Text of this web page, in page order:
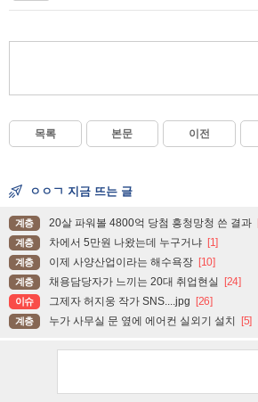
목록 본문 이전
ㅇㅇㄱ 지금 뜨는 글
계층 20살 파워볼 4800억 당첨 흥청망청 쓴 결과
계층 차에서 5만원 나왔는데 누구거냐 [1]
계층 이제 사양산업이라는 해수욕장 [10]
계층 채용담당자가 느끼는 20대 취업현실 [24]
이슈 그제자 허지웅 작가 SNS....jpg [26]
계층 누가 사무실 문 옆에 에어컨 실외기 설치 [5]